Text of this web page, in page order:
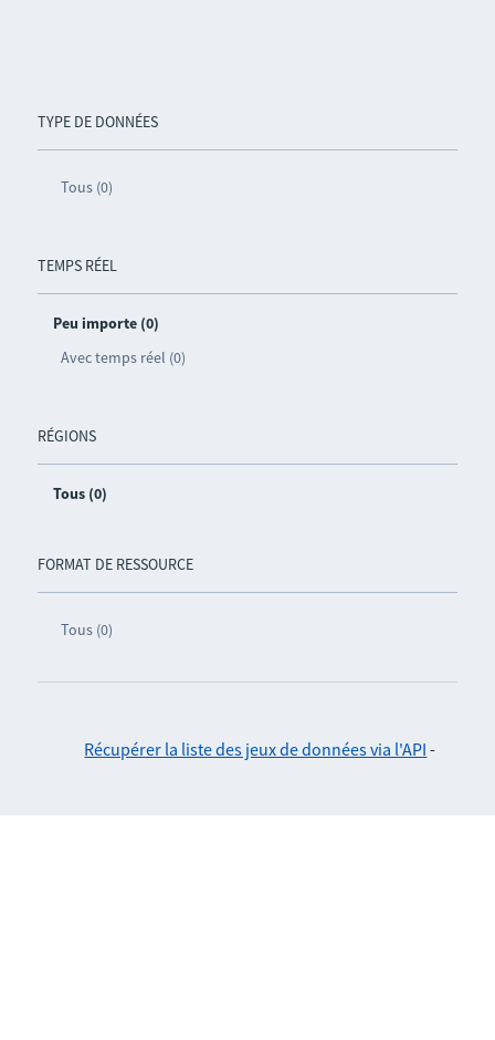
TYPE DE DONNÉES
Tous (0)
TEMPS RÉEL
Peu importe (0)
Avec temps réel (0)
RÉGIONS
Tous (0)
FORMAT DE RESSOURCE
Tous (0)
Récupérer la liste des jeux de données via l'API -